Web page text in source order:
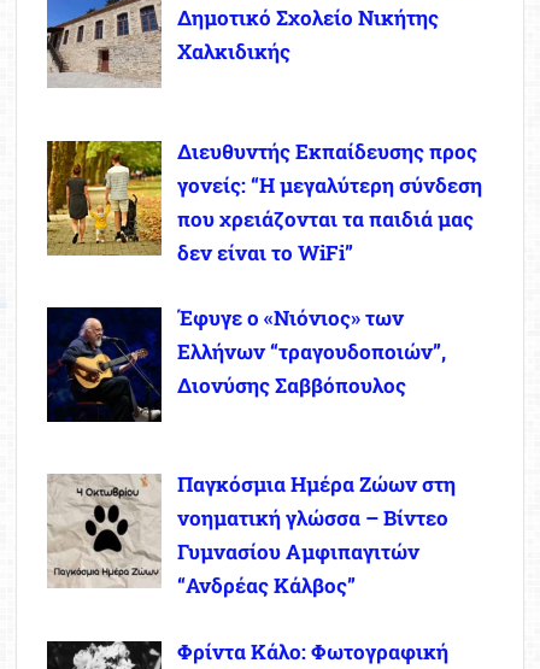
Δημοτικό Σχολείο Νικήτης
Χαλκιδικής
Διευθυντής Εκπαίδευσης προς
γονείς: “Η μεγαλύτερη σύνδεση
που χρειάζονται τα παιδιά μας
δεν είναι το WiFi”
Έφυγε ο «Νιόνιος» των
Ελλήνων “τραγουδοποιών”,
Διονύσης Σαββόπουλος
Παγκόσμια Ημέρα Ζώων στη
νοηματική γλώσσα – Βίντεο
Γυμνασίου Αμφιπαγιτών
“Ανδρέας Κάλβος”
Φρίντα Κάλο: Φωτογραφική